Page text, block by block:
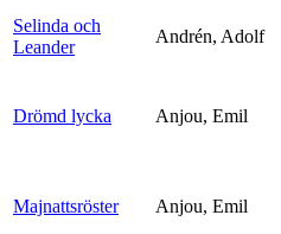
Selinda och
Leander
Andrén, Adolf
Drömd lycka Anjou, Emil
Majnattsröster Anjou, Emil